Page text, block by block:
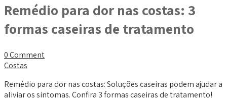
Remédio para dor nas costas: 3
formas caseiras de tratamento
0 Comment
Costas
Remédio para dor nas costas: Soluções caseiras podem ajudar a
aliviar os sintomas. Confira 3 formas caseiras de tratamento!